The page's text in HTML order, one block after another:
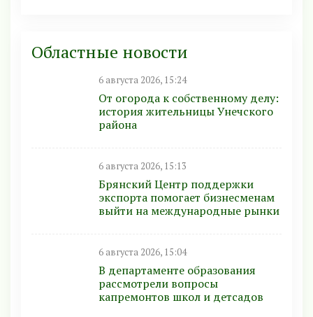
Областные новости
6 августа 2026, 15:24
От огорода к собственному делу:
история жительницы Унечского
района
6 августа 2026, 15:13
Брянский Центр поддержки
экспорта помогает бизнесменам
выйти на международные рынки
6 августа 2026, 15:04
В департаменте образования
рассмотрели вопросы
капремонтов школ и детсадов